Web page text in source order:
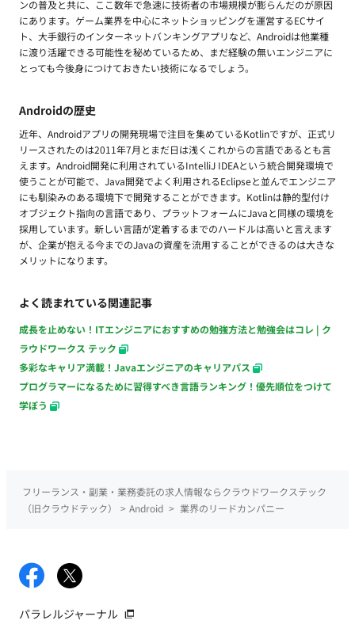
ンの普及と共に、ここ数年で急速に技術者の市場規模が膨らんだのが原因
にあります。ゲーム業界を中心にネットショッピングを運営するECサイ
ト、大手銀行のインターネットバンキングアプリなど、Androidは他業種
に渡り活躍できる可能性を秘めているため、まだ経験の無いエンジニアに
とっても今後身につけておきたい技術になるでしょう。
Androidの歴史
近年、Androidアプリの開発現場で注目を集めているKotlinですが、正式リ
リースされたのは2011年7月とまだ日は浅くこれからの言語であるとも言
えます。Android開発に利用されているIntelliJ IDEAという統合開発環境で
使うことが可能で、Java開発でよく利用されるEclipseと並んでエンジニア
にも馴染みのある環境下で開発することができます。Kotlinは静的型付け
オブジェクト指向の言語であり、プラットフォームにJavaと同様の環境を
採用しています。新しい言語が定着するまでのハードルは高いと言えます
が、企業が抱える今までのJavaの資産を流用することができるのは大きな
メリットになります。
よく読まれている関連記事
成長を止めない！ITエンジニアにおすすめの勉強方法と勉強会はコレ | ク
ラウドワークス テック
多彩なキャリア満載！Javaエンジニアのキャリアパス
プログラマーになるために習得すべき言語ランキング！優先順位をつけて
学ぼう
フリーランス・副業・業務委託の求人情報ならクラウドワークステック
（旧クラウドテック）
> Android > 業界のリードカンパニー
パラレルジャーナル